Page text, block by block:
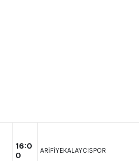
16:0
0
ARİFİYEKALAYCISPOR